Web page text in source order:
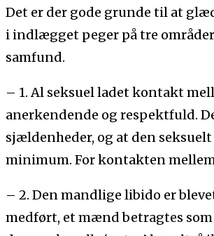
Det er der gode grunde til at
i indlægget peger på tre
samfund.
– 1. Al seksuel ladet kontakt
anerkendende og respektfuld.
sjældenheder, og at den
minimum. For kontakten
– 2. Den mandlige libido er
medført, et mænd betragtes